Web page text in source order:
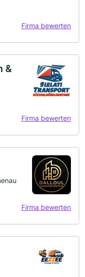
Firma bewerten
&
Firma bewerten
Firma bewerten